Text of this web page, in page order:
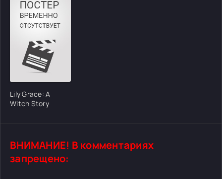
Lily Grace: A
Witch Story
ВНИМАНИЕ! В комментариях
запрещено: